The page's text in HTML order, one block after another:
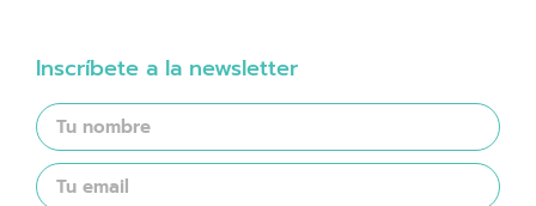
Inscríbete a la newsletter